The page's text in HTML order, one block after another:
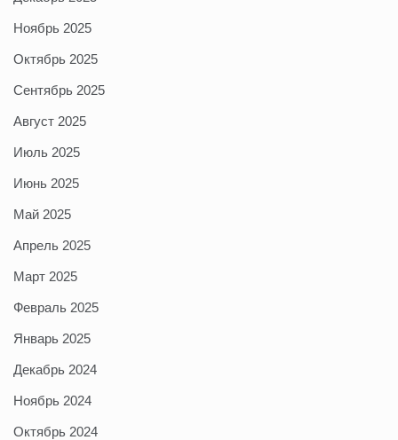
Ноябрь 2025
Октябрь 2025
Сентябрь 2025
Август 2025
Июль 2025
Июнь 2025
Май 2025
Апрель 2025
Март 2025
Февраль 2025
Январь 2025
Декабрь 2024
Ноябрь 2024
Октябрь 2024